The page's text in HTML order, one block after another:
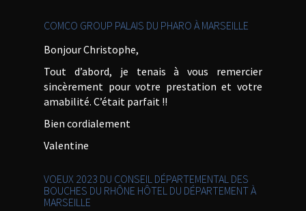
COMCO GROUP PALAIS DU PHARO À MARSEILLE
Bonjour Christophe,
Tout d’abord, je tenais à vous remercier
sincèrement pour votre prestation et votre
amabilité. C’était parfait !!
Bien cordialement
Valentine
VOEUX 2023 DU CONSEIL DÉPARTEMENTAL DES
BOUCHES DU RHÔNE HÔTEL DU DÉPARTEMENT À
MARSEILLE